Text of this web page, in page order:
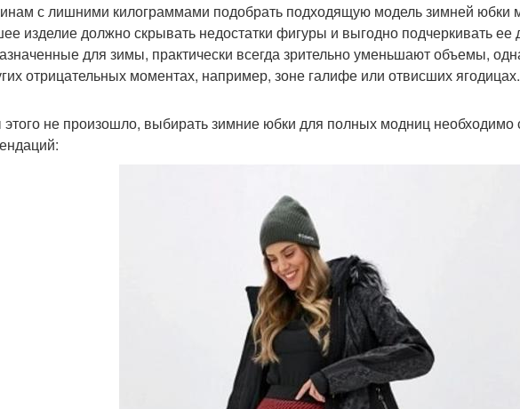
с лишними килограммами подобрать подходящую модель зимней юбки
изделие должно скрывать недостатки фигуры и выгодно подчеркивать
для зимы, практически всегда зрительно уменьшают объемы,
отрицательных моментах, например, зоне галифе или отвисших ягодицах.
не произошло, выбирать зимние юбки для полных модниц необходимо